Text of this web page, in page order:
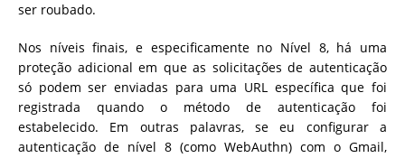
ser roubado.
Nos níveis finais, e especificamente no Nível 8, há uma
proteção adicional em que as solicitações de autenticação
só podem ser enviadas para uma URL específica que foi
registrada quando o método de autenticação foi
estabelecido. Em outras palavras, se eu configurar a
autenticação de nível 8 (como WebAuthn) com o Gmail,